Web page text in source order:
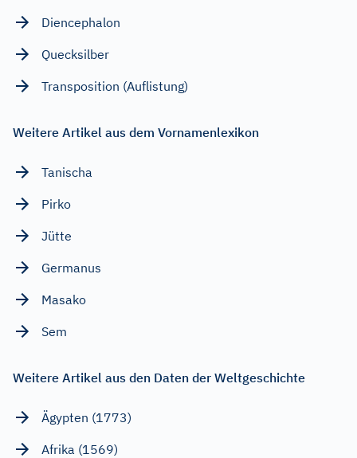
Diencephalon
Quecksilber
Transposition (Auflistung)
Weitere Artikel aus dem Vornamenlexikon
Tanischa
Pirko
Jütte
Germanus
Masako
Sem
Weitere Artikel aus den Daten der Weltgeschichte
Ägypten (1773)
Afrika (1569)